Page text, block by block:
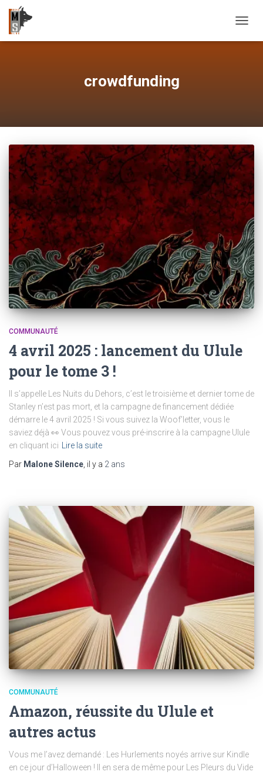
crowdfunding
COMMUNAUTÉ
4 avril 2025 : lancement du Ulule
pour le tome 3 !
Il s’appelle Les Nuits du Dehors, c’est le troisième et dernier tome de
Stanley n’est pas mort, et la campagne de financement dédiée
démarre le 4 avril 2025 ! Si vous suivez la Woof’letter, vous le
saviez déjà 👀 Vous pouvez vous pré-inscrire à la campagne Ulule
en cliquant ici
Lire la suite
Par Malone Silence , il y a 2 ans
COMMUNAUTÉ
Amazon, réussite du Ulule et
autres actus
Vous me l’avez demandé : Les Hurlements noyés arrive sur Kindle
en ce jour d’Halloween ! Il en sera de même pour Les Pleurs du Vide